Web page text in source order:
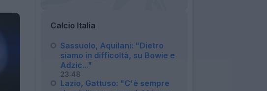
Calcio Italia
Sassuolo, Aquilani: "Dietro
siamo in difficoltà, su Bowie e
Adzic..."
23:48
Lazio, Gattuso: "C'è sempre